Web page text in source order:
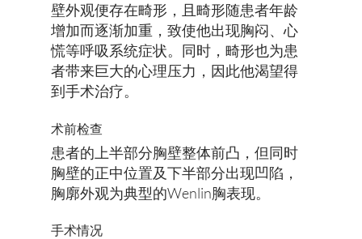
壁外观便存在畸形，且畸形随患者年龄
增加而逐渐加重，致使他出现胸闷、心
慌等呼吸系统症状。同时，畸形也为患
者带来巨大的心理压力，因此他渴望得
到手术治疗。
术前检查
患者的上半部分胸壁整体前凸，但同时
胸壁的正中位置及下半部分出现凹陷，
胸廓外观为典型的Wenlin胸表现。
手术情况